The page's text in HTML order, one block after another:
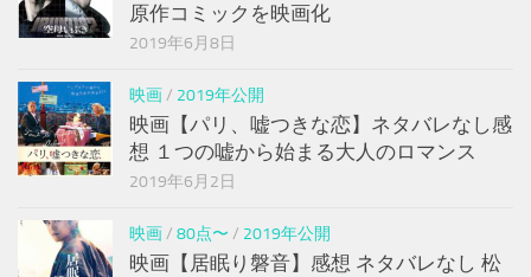
原作コミックを映画化
2019年6月8日
映画/ 2019年公開
映画【パリ、嘘つきな恋】ネタバレなし感
想 １つの嘘から始まる大人のロマンス
2019年6月2日
映画/ 80点〜 / 2019年公開
映画【居眠り磐音】感想 ネタバレなし 松